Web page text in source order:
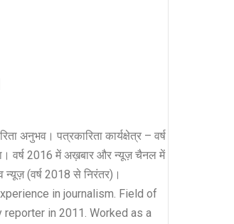
अनुभव। पत्रकारिता कार्यक्षेत्र – वर्ष
वर्ष 2016 में अख़बार और न्यूज़ चैनल में
न्यूज़ (वर्ष 2018 से निरंतर)।
in journalism. Field of
in 2011. Worked as a